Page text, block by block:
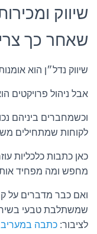
שיווק
שאחר כך
שיווק נדל״ן הוא
אבל ניהול פרויקטים
וכשמחברים ביניהם
לקוחות שמתחילים
כאן כתבות כלכליות
מחפש ומה מפחיד
ואם כבר מדברים על
שמשתלבת טבעי
לציבור: כתבה במעריב